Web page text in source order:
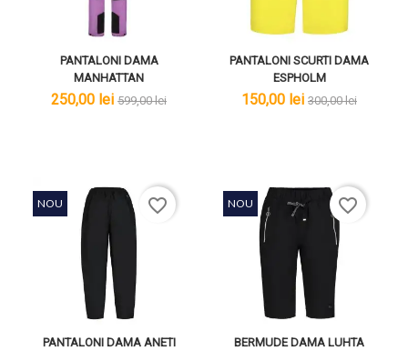
PANTALONI DAMA
MANHATTAN
lei
250,00 lei lei
599,00 lei
PANTALONI SCURTI DAMA
ESPHOLM
lei
150,00 lei lei
300,00 lei
PANTALONI DAMA ANETI
NOU favorite_border
BERMUDE DAMA LUHTA
NOU favorite_border